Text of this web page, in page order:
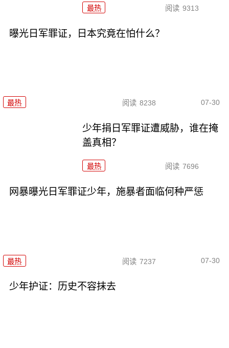
最热 阅读 9313
曝光日军罪证，日本究竟在怕什么？
最热 阅读 8238 07-30
少年捐日军罪证遭威胁，谁在掩
盖真相？
最热 阅读 7696
网暴曝光日军罪证少年，施暴者面临何种严惩
最热 阅读 7237 07-30
少年护证：历史不容抹去